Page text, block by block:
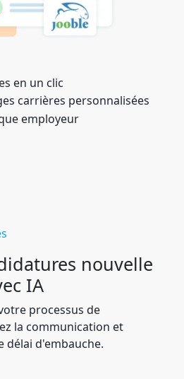
en un clic
carrières personnalisées
employeur
nouvelle
IA
processus de
la communication et
délai d'embauche.